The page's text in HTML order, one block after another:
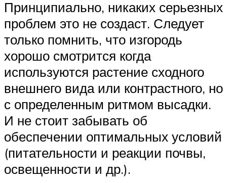
Принципиально, никаких серьезных
проблем это не создаст. Следует
только помнить, что изгородь
хорошо смотрится когда
используются растение сходного
внешнего вида или контрастного, но
с определенным ритмом высадки.
И не стоит забывать об
обеспечении оптимальных условий
(питательности и реакции почвы,
освещенности и др.).